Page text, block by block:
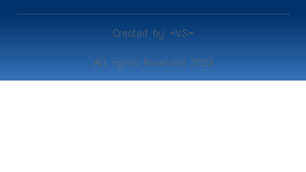
Created by =VS=
All rights Reserved 2023